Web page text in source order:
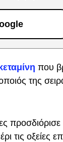
που
της
προσδιόρισε
τις οξείες